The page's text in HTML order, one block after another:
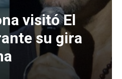
visitó El
su gira